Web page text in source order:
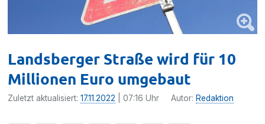
Landsberger Straße wird für 10
Millionen Euro umgebaut
Zuletzt aktualisiert:17.11.2022 | 07:16 Uhr Autor: Redaktion